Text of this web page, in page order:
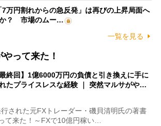
7万円割れからの急反発」は再びの上昇局面へ
か？ 市場のムー…
一覧を見る
って来た！
最終回】1億6000万円の負債と引き換えに手に
たプライスレスな経験 ｜ 突然マルサがや…
された元FXトレーダー・磯貝清明氏の著書
て来た！～FXで10億円稼い…